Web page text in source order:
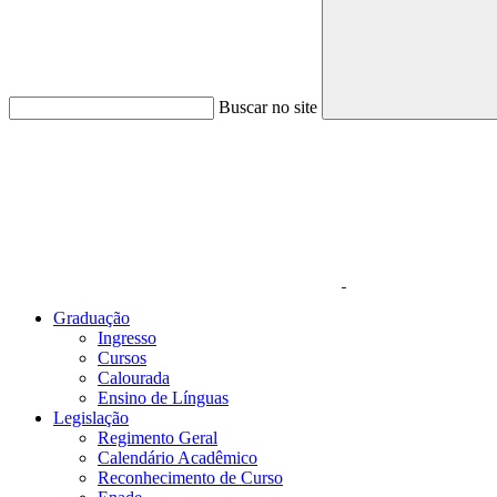
Buscar no site
Graduação
Ingresso
Cursos
Calourada
Ensino de Línguas
Legislação
Regimento Geral
Calendário Acadêmico
Reconhecimento de Curso